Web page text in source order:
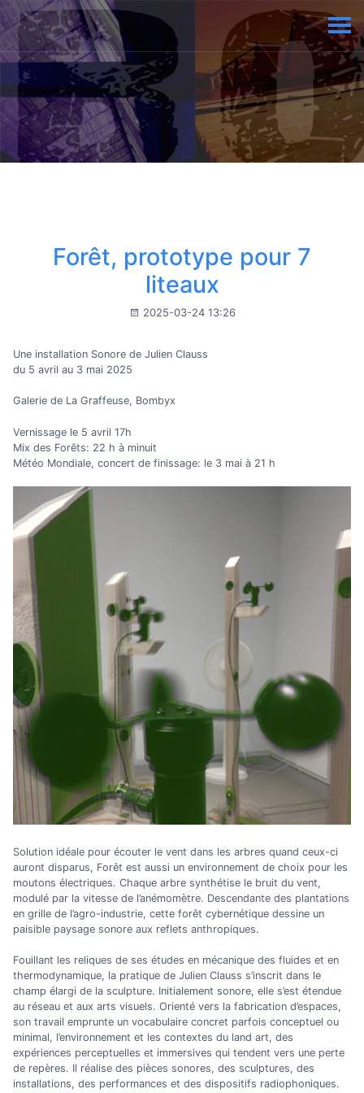
Forêt, prototype pour 7
liteaux
2025-03-24 13:26
Une installation Sonore de Julien Clauss
du 5 avril au 3 mai 2025
Galerie de La Graffeuse, Bombyx
Vernissage le 5 avril 17h
Mix des Forêts: 22 h à minuit
Météo Mondiale, concert de finissage: le 3 mai à 21 h
Solution idéale pour écouter le vent dans les arbres quand ceux-ci
auront disparus, Forêt est aussi un environnement de choix pour les
moutons électriques. Chaque arbre synthétise le bruit du vent,
modulé par la vitesse de l’anémomètre. Descendante des plantations
en grille de l’agro-industrie, cette forêt cybernétique dessine un
paisible paysage sonore aux reflets anthropiques.
Fouillant les reliques de ses études en mécanique des fluides et en
thermodynamique, la pratique de Julien Clauss s’inscrit dans le
champ élargi de la sculpture. Initialement sonore, elle s’est étendue
au réseau et aux arts visuels. Orienté vers la fabrication d’espaces,
son travail emprunte un vocabulaire concret parfois conceptuel ou
minimal, l’environnement et les contextes du land art, des
expériences perceptuelles et immersives qui tendent vers une perte
de repères. Il réalise des pièces sonores, des sculptures, des
installations, des performances et des dispositifs radiophoniques.